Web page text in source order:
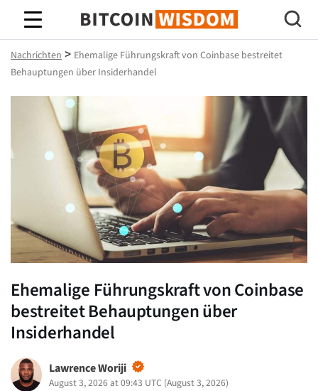
Bitcoin-Weisheit
Nachrichten > Ehemalige Führungskraft von Coinbase bestreitet
Behauptungen über Insiderhandel
Ehemalige Führungskraft von Coinbase
bestreitet Behauptungen über
Insiderhandel
Lawrence Woriji
August 3, 2026 at 09:43 UTC (August 3, 2026)